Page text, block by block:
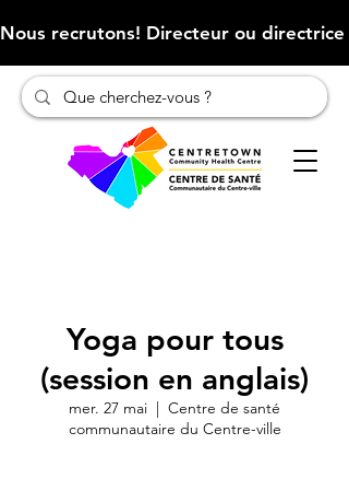
Nous recrutons! Directeur ou
Yoga pour tous
(session en anglais)
mer. 27 mai
  |
Centre de santé
communautaire du Centre-ville